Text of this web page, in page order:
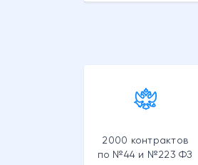
2000 контрактов
по №44 и №223 ФЗ